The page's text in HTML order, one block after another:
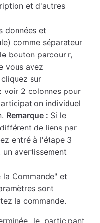
et d'autres
données et
comme séparateur
bouton parcourir,
vous avez
sur
voir 2 colonnes pour
individuel
Remarque : Si le
de liens par
entré à l'étape 3
un avertissement
la Commande" et
sont
la commande.
le participant